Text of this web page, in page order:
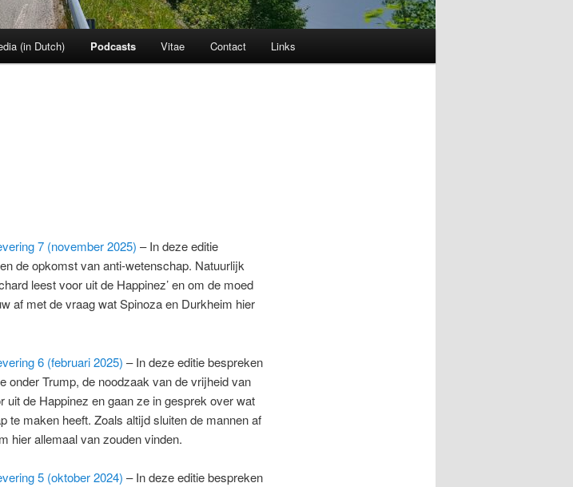
(in Dutch) Podcasts Vitae Contact Links
7 (november 2025) – In deze editie
de opkomst van anti-wetenschap. Natuurlijk
leest voor uit de Happinez’ en om de moed
af met de vraag wat Spinoza en Durkheim hier
6 (februari 2025) – In deze editie bespreken
onder Trump, de noodzaak van de vrijheid van
uit de Happinez en gaan ze in gesprek over wat
te maken heeft. Zoals altijd sluiten de mannen af
hier allemaal van zouden vinden.
5 (oktober 2024) – In deze editie bespreken